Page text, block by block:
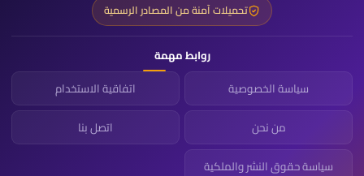
تحميلات آمنة من المصادر الرسمية
روابط مهمة
سياسة الخصوصية
اتفاقية الاستخدام
من نحن
اتصل بنا
سياسة حقوق النشر والملكية